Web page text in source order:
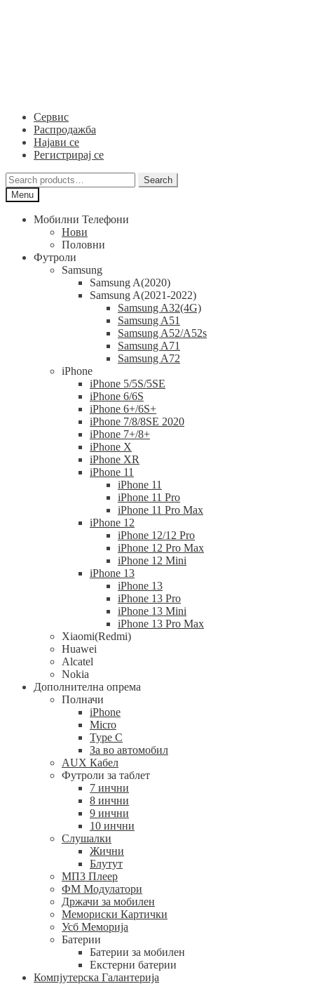
Сервис
Распродажба
Најави се
Регистрирај се
Search
for:
Search
Menu
Мобилни Телефони
Нови
Половни
Футроли
Samsung
Samsung A(2020)
Samsung A(2021-2022)
Samsung A32(4G)
Samsung A51
Samsung A52/A52s
Samsung A71
Samsung A72
iPhone
iPhone 5/5S/5SE
iPhone 6/6S
iPhone 6+/6S+
iPhone 7/8/8SE 2020
iPhone 7+/8+
iPhone X
iPhone XR
iPhone 11
iPhone 11
iPhone 11 Pro
iPhone 11 Pro Max
iPhone 12
iPhone 12/12 Pro
iPhone 12 Pro Max
iPhone 12 Mini
iPhone 13
iPhone 13
iPhone 13 Pro
iPhone 13 Mini
iPhone 13 Pro Max
Xiaomi(Redmi)
Huawei
Alcatel
Nokia
Дополнителна опрема
Полначи
iPhone
Micro
Type C
За во автомобил
AUX Кабел
Футроли за таблет
7 инчни
8 инчни
9 инчни
10 инчни
Слушалки
Жични
Блутут
МП3 Плеер
ФМ Модулатори
Држачи за мобилен
Мемориски Картички
Усб Меморија
Батерии
Батерии за мобилен
Екстерни батерии
Компјутерска Галантерија